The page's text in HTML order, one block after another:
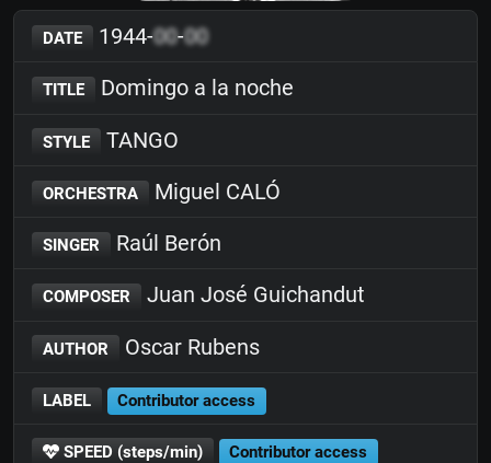
DATE 1944-00-00
TITLE Domingo a la noche
STYLE TANGO
ORCHESTRA Miguel CALÓ
SINGER Raúl Berón
COMPOSER Juan José Guichandut
AUTHOR Oscar Rubens
LABEL Contributor access
SPEED (steps/min) Contributor access